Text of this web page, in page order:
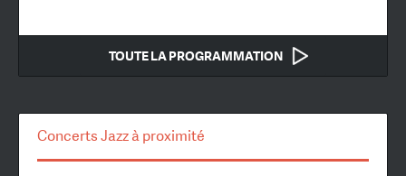
TOUTE LA PROGRAMMATION
Concerts Jazz à proximité